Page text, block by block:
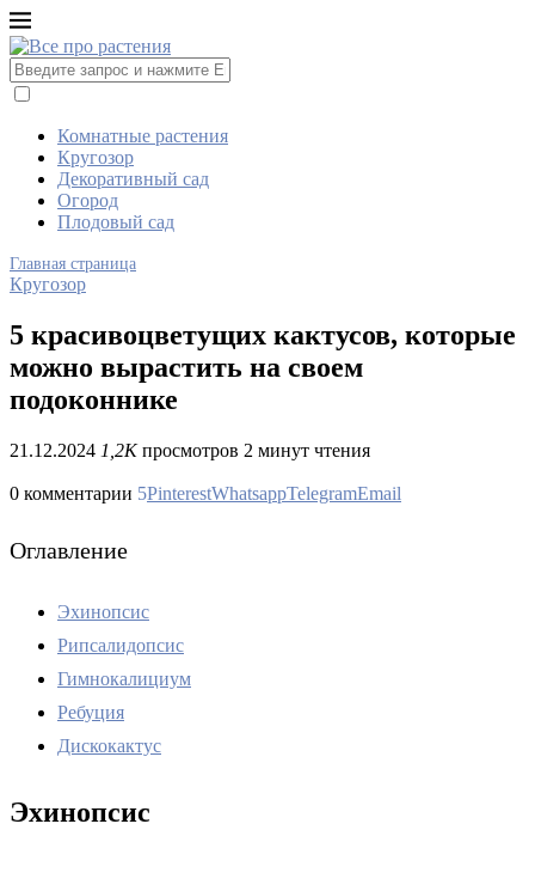
Комнатные растения
Кругозор
Декоративный сад
Огород
Плодовый сад
Главная страница
Кругозор
5 красивоцветущих кактусов, которые
можно вырастить на своем
подоконнике
21.12.2024 1,2Kпросмотров 2 минут чтения
0 комментарии 5PinterestWhatsappTelegramEmail
Оглавление
Эхинопсис
Рипсалидопсис
Гимнокалициум
Ребуция
Дискокактус
Эхинопсис